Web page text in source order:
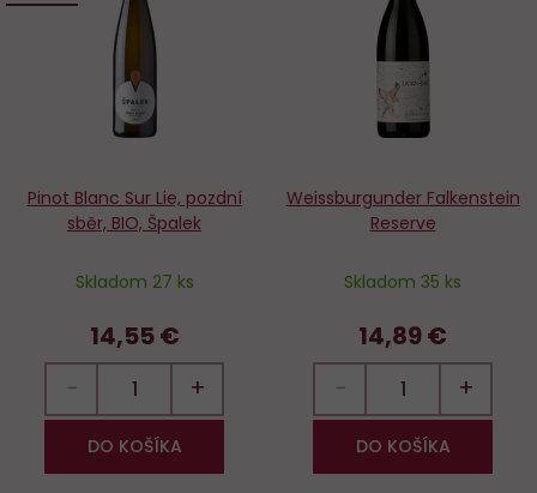
Pinot Blanc Sur Lie, pozdní
sběr, BIO, Špalek
Skladom 27 ks
14,55 €
− +
DO KOŠÍKA
Weissburgunder Falkenstein
Reserve
Skladom 35 ks
14,89 €
− +
DO KOŠÍKA